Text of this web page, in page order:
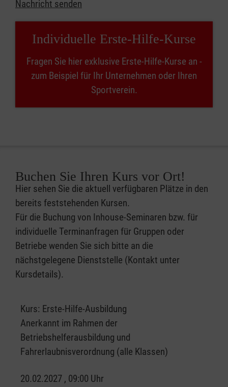
Nachricht senden
Individuelle Erste-Hilfe-Kurse
Fragen Sie hier exklusive Erste-Hilfe-Kurse an -
zum Beispiel für Ihr Unternehmen oder Ihren
Sportverein.
Buchen Sie Ihren Kurs vor Ort!
Hier sehen Sie die aktuell verfügbaren Plätze in den
bereits feststehenden Kursen.
Für die Buchung von Inhouse-Seminaren bzw. für
individuelle Terminanfragen für Gruppen oder
Betriebe wenden Sie sich bitte an die
nächstgelegene Dienststelle (Kontakt unter
Kursdetails).
Kurs: Erste-Hilfe-Ausbildung
Anerkannt im Rahmen der
Betriebshelferausbildung und
Fahrerlaubnisverordnung (alle Klassen)
20.02.2027 , 09:00 Uhr